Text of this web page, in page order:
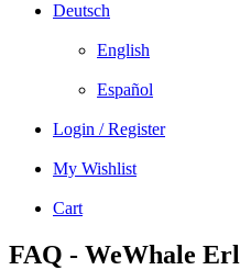
Deutsch
English
Español
Login / Register
My Wishlist
Cart
FAQ - WeWhale